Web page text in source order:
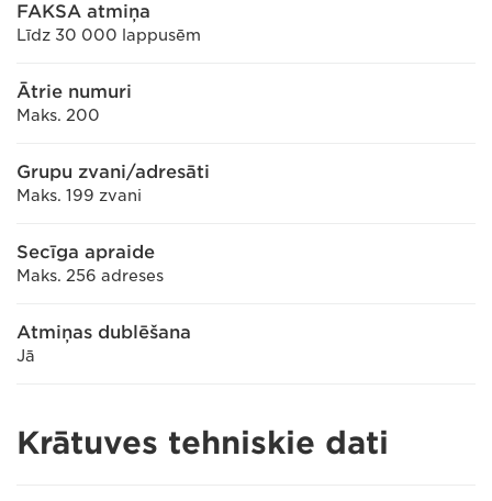
FAKSA atmiņa
Līdz 30 000 lappusēm
Ātrie numuri
Maks. 200
Grupu zvani/adresāti
Maks. 199 zvani
Secīga apraide
Maks. 256 adreses
Atmiņas dublēšana
Jā
Krātuves tehniskie dati